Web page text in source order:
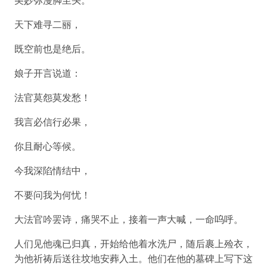
天下难寻二丽，
既空前也是绝后。
娘子开言说道：
法官莫怨莫发愁！
我言必信行必果，
你且耐心等候。
今我深陷情结中，
不要问我为何忧！
大法官吟罢诗，痛哭不止，接着一声大喊，一命呜呼。
人们见他魂已归真，开始给他着水洗尸，随后裹上殓衣，
为他祈祷后送往坟地安葬入土。他们在他的墓碑上写下这